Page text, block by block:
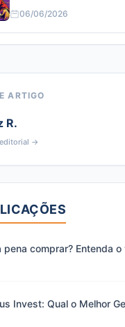
06/06/2026
ARTIGO
R.
→
pena comprar? Entenda
Invest: Qual o Melhor